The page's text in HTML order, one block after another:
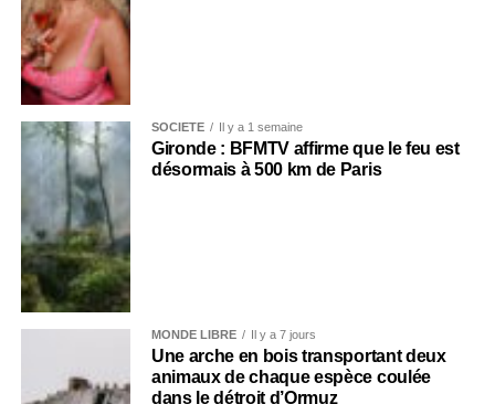
SOCIÉTÉ Il y a 1 semaine
Gironde : BFMTV affirme que le feu est
désormais à 500 km de Paris
MONDE LIBRE Il y a 7 jours
Une arche en bois transportant deux
animaux de chaque espèce coulée
dans le détroit d’Ormuz